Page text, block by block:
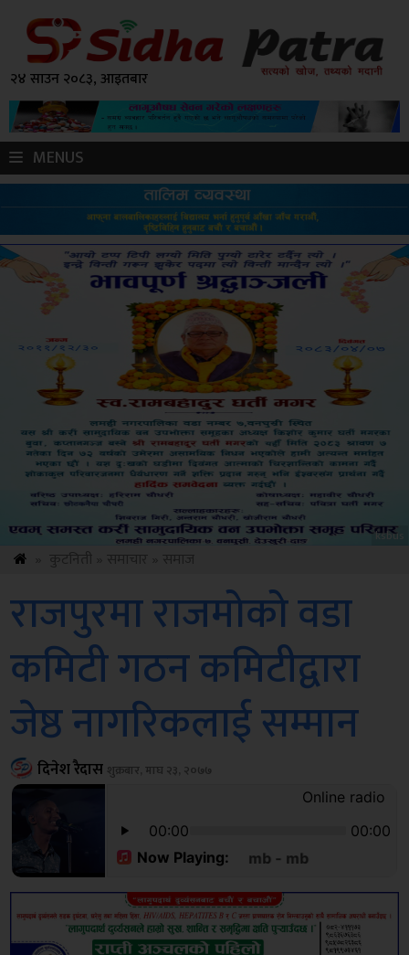
२४ साउन २०८३, आइतबार
MENUS
Sdc
राजपुरमा राजमोको वडा
कमिटी गठन कमिटीद्वारा
जेष्ठ नागरिकलाई सम्मान
दिनेश रैदास शुक्रबार, माघ २३, २०७७